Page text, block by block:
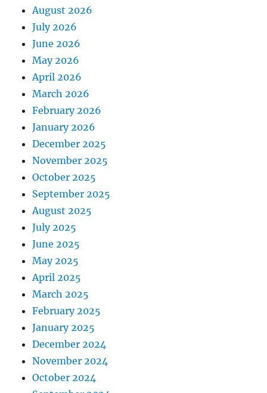
August 2026
July 2026
June 2026
May 2026
April 2026
March 2026
February 2026
January 2026
December 2025
November 2025
October 2025
September 2025
August 2025
July 2025
June 2025
May 2025
April 2025
March 2025
February 2025
January 2025
December 2024
November 2024
October 2024